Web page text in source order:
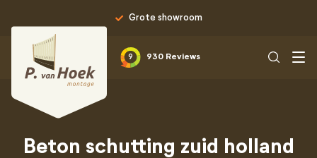
Grote showroom
9 930 Reviews
Beton schutting zuid holland